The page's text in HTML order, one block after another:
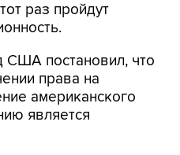
раз пройдут
США постановил, что
права на
американского
является